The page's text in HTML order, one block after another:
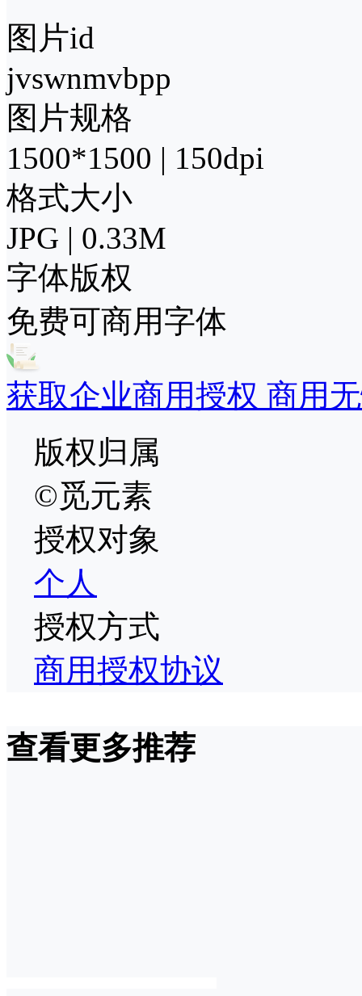
图片id
jvswnmvbpp
图片规格
1500*1500 | 150dpi
格式大小
JPG | 0.33M
字体版权
免费可商用字体
获取企业商用授权 商用
版权归属
©觅元素
授权对象
个人
授权方式
商用授权协议
查看更多推荐